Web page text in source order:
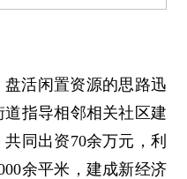
活闲置资源的思路迅
指导相邻相关社区建
同出资70余万元，利
余平米，建成新经济